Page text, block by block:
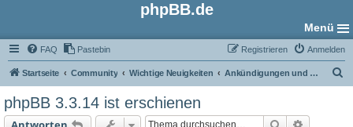
phpBB.de
Menü
FAQ Pastebin Anmelden
Registrieren
Startseite Community Wichtige Neuigkeiten Ankündigungen und Neuigkeiten
phpBB 3.3.14 ist erschienen
Suche